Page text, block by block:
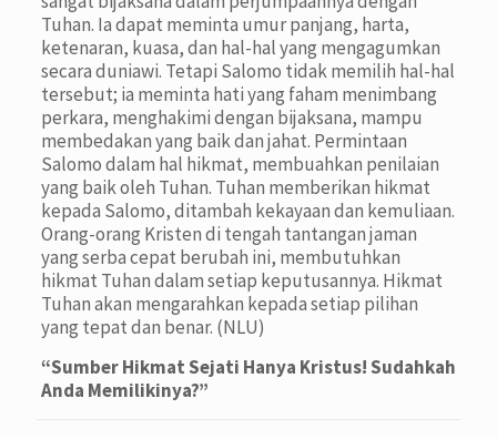
Tuhan. Ia dapat meminta umur panjang, harta,
ketenaran, kuasa, dan hal-hal yang mengagumkan
secara duniawi. Tetapi Salomo tidak memilih hal-hal
tersebut; ia meminta hati yang faham menimbang
perkara, menghakimi dengan bijaksana, mampu
membedakan yang baik dan jahat. Permintaan
Salomo dalam hal hikmat, membuahkan penilaian
yang baik oleh Tuhan. Tuhan memberikan hikmat
kepada Salomo, ditambah kekayaan dan kemuliaan.
Orang-orang Kristen di tengah tantangan jaman
yang serba cepat berubah ini, membutuhkan
hikmat Tuhan dalam setiap keputusannya. Hikmat
Tuhan akan mengarahkan kepada setiap pilihan
yang tepat dan benar. (NLU)
“Sumber Hikmat Sejati Hanya Kristus! Sudahkah
Anda Memilikinya?”